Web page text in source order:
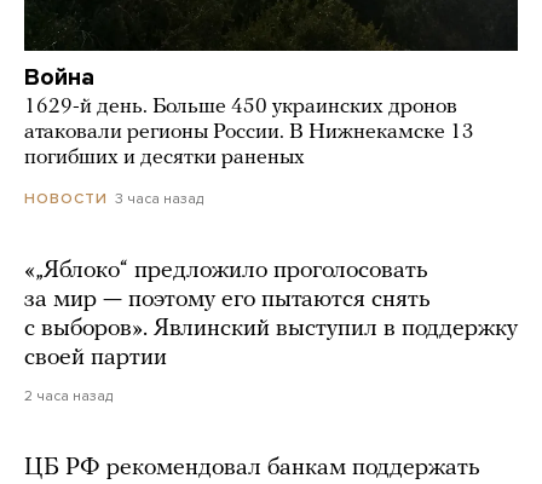
Война
1629-й день. Больше 450 украинских дронов
атаковали регионы России. В Нижнекамске 13
погибших и десятки раненых
НОВОСТИ 3 часа назад
«„Яблоко“ предложило проголосовать
за мир — поэтому его пытаются снять
с выборов». Явлинский выступил в поддержку
своей партии
2 часа назад
ЦБ РФ рекомендовал банкам поддержать